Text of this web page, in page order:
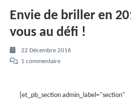
Envie de briller en
vous au défi !
22 Décembre 2016
1 commentaire
[et_pb_section admin_label="section"